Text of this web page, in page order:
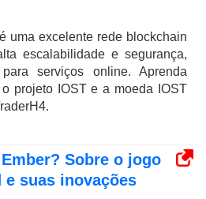
uma excelente rede blockchain
escalabilidade e segurança,
serviços online. Aprenda
projeto IOST e a moeda IOST
Sobre o jogo
e suas inovações